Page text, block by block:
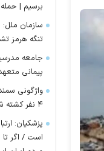
برسیم | حمله
سازمان ملل:
تنگه هرمز
جامعه
پیمانی
واژگونی
۴ نفر کشته شدند
پزشکیان:
است / اگر تا